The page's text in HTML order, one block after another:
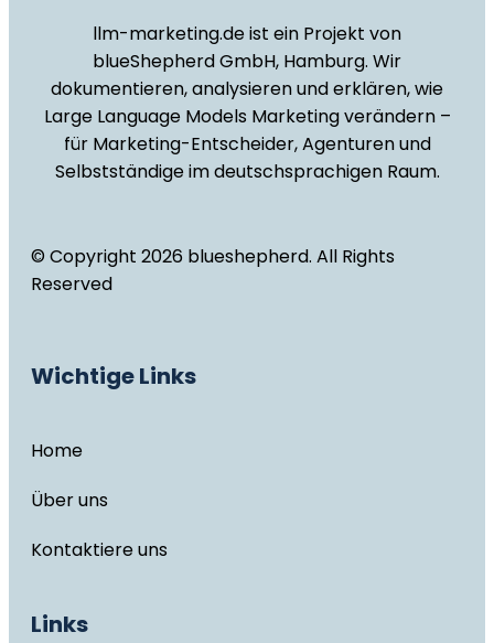
llm-marketing.de ist ein Projekt von
blueShepherd GmbH, Hamburg. Wir
dokumentieren, analysieren und erklären, wie
Large Language Models Marketing verändern –
für Marketing-Entscheider, Agenturen und
Selbstständige im deutschsprachigen Raum.
© Copyright 2026 blueshepherd. All Rights
Reserved
Wichtige Links
Home
Über uns
Kontaktiere uns
Links